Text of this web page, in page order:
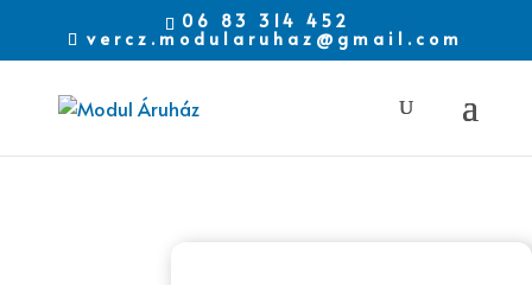
06 83 314 452
vercz.modularuhaz@gmail.com